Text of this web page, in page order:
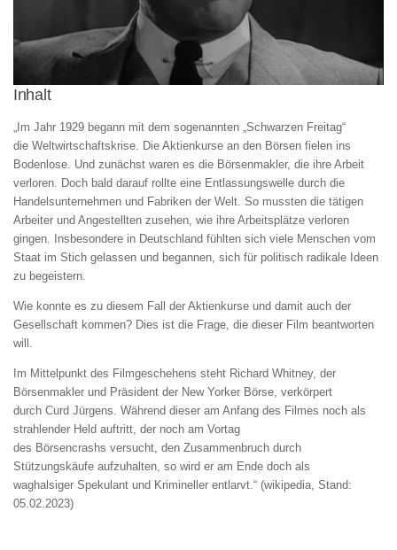
Inhalt
„Im Jahr 1929 begann mit dem sogenannten „Schwarzen Freitag“
die Weltwirtschaftskrise. Die Aktienkurse an den Börsen fielen ins
Bodenlose. Und zunächst waren es die Börsenmakler, die ihre Arbeit
verloren. Doch bald darauf rollte eine Entlassungswelle durch die
Handelsunternehmen und Fabriken der Welt. So mussten die tätigen
Arbeiter und Angestellten zusehen, wie ihre Arbeitsplätze verloren
gingen. Insbesondere in Deutschland fühlten sich viele Menschen vom
Staat im Stich gelassen und begannen, sich für politisch radikale Ideen
zu begeistern.
Wie konnte es zu diesem Fall der Aktienkurse und damit auch der
Gesellschaft kommen? Dies ist die Frage, die dieser Film beantworten
will.
Im Mittelpunkt des Filmgeschehens steht Richard Whitney, der
Börsenmakler und Präsident der New Yorker Börse, verkörpert
durch Curd Jürgens. Während dieser am Anfang des Filmes noch als
strahlender Held auftritt, der noch am Vortag
des Börsencrashs versucht, den Zusammenbruch durch
Stützungskäufe aufzuhalten, so wird er am Ende doch als
waghalsiger Spekulant und Krimineller entlarvt.“ (wikipedia, Stand:
05.02.2023)